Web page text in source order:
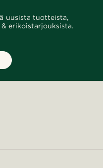
uusista tuotteista,
erikoistarjouksista.